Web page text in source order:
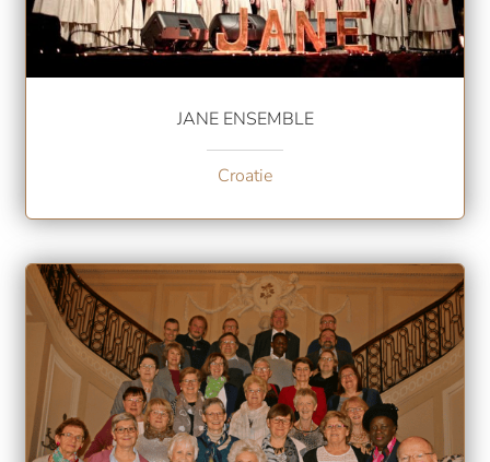
JANE ENSEMBLE
Croatie